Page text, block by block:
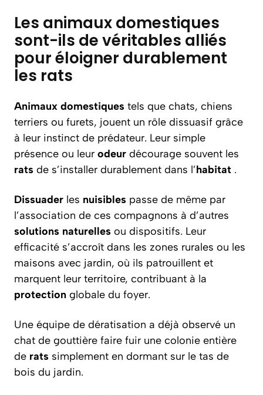
Les animaux domestiques
sont-ils de véritables alliés
pour éloigner durablement
les rats
Animaux domestiques tels que chats, chiens
terriers ou furets, jouent un rôle dissuasif grâce
à leur instinct de prédateur. Leur simple
présence ou leur odeur décourage souvent les
rats de s’installer durablement dans l’habitat .
Dissuader les nuisibles passe de même par
l’association de ces compagnons à d’autres
solutions naturelles ou dispositifs. Leur
efficacité s’accroît dans les zones rurales ou les
maisons avec jardin, où ils patrouillent et
marquent leur territoire, contribuant à la
protection globale du foyer.
Une équipe de dératisation a déjà observé un
chat de gouttière faire fuir une colonie entière
de rats simplement en dormant sur le tas de
bois du jardin.